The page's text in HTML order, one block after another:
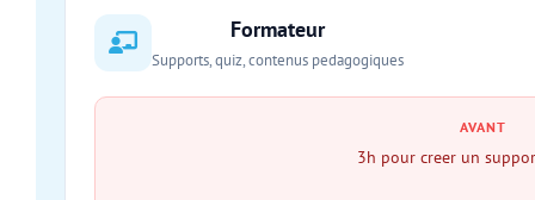
Formateur
Supports, quiz, contenus pedagogiques
AVANT
3h pour creer un